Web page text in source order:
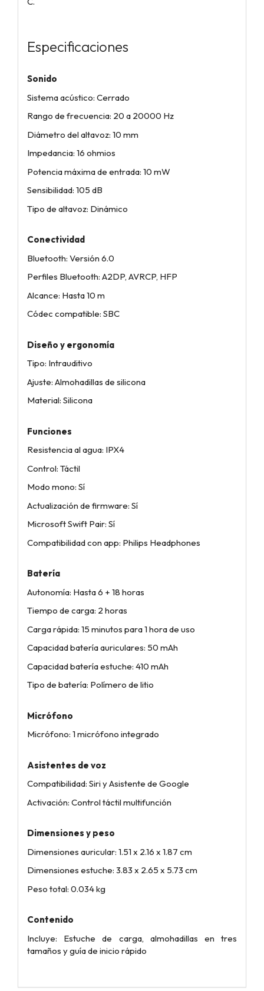
Especificaciones
Sonido
Sistema acústico: Cerrado
Rango de frecuencia: 20 a 20000 Hz
Diámetro del altavoz: 10 mm
Impedancia: 16 ohmios
Potencia máxima de entrada: 10 mW
Sensibilidad: 105 dB
Tipo de altavoz: Dinámico
Conectividad
Bluetooth: Versión 6.0
Perfiles Bluetooth: A2DP, AVRCP, HFP
Alcance: Hasta 10 m
Códec compatible: SBC
Diseño y ergonomía
Tipo: Intrauditivo
Ajuste: Almohadillas de silicona
Material: Silicona
Funciones
Resistencia al agua: IPX4
Control: Táctil
Modo mono: Sí
Actualización de firmware: Sí
Microsoft Swift Pair: Sí
Compatibilidad con app: Philips Headphones
Batería
Autonomía: Hasta 6 + 18 horas
Tiempo de carga: 2 horas
Carga rápida: 15 minutos para 1 hora de uso
Capacidad batería auriculares: 50 mAh
Capacidad batería estuche: 410 mAh
Tipo de batería: Polímero de litio
Micrófono
Micrófono: 1 micrófono integrado
Asistentes de voz
Compatibilidad: Siri y Asistente de Google
Activación: Control táctil multifunción
Dimensiones y peso
Dimensiones auricular: 1.51 x 2.16 x 1.87 cm
Dimensiones estuche: 3.83 x 2.65 x 5.73 cm
Peso total: 0.034 kg
Contenido
Incluye: Estuche de carga, almohadillas en tres
tamaños y guía de inicio rápido